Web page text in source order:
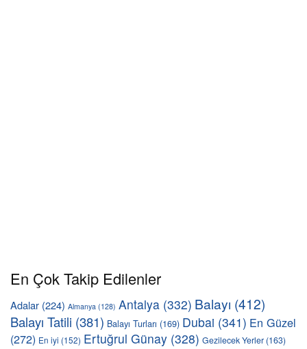
En Çok Takip Edilenler
Adalar (224) Almanya (128) Antalya (332) Balayı (412)
Balayı Tatili (381) Balayı Turları (169) Dubai (341) En Güzel
(272) En iyi (152) Ertuğrul Günay (328) Gezilecek Yerler (163)